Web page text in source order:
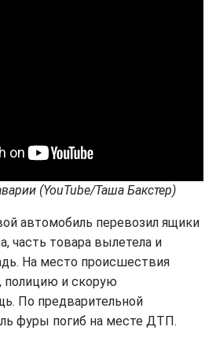
(YouTube/Таша Бакстер)
автомобиль перевозил ящики
часть товара вылетела и
На место происшествия
полицию и скорую
По предварительной
фуры погиб на месте ДТП.